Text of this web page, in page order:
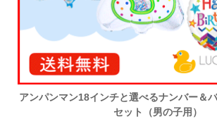
アンパンマン18インチと選べるナンバー＆
セット（男の子用）